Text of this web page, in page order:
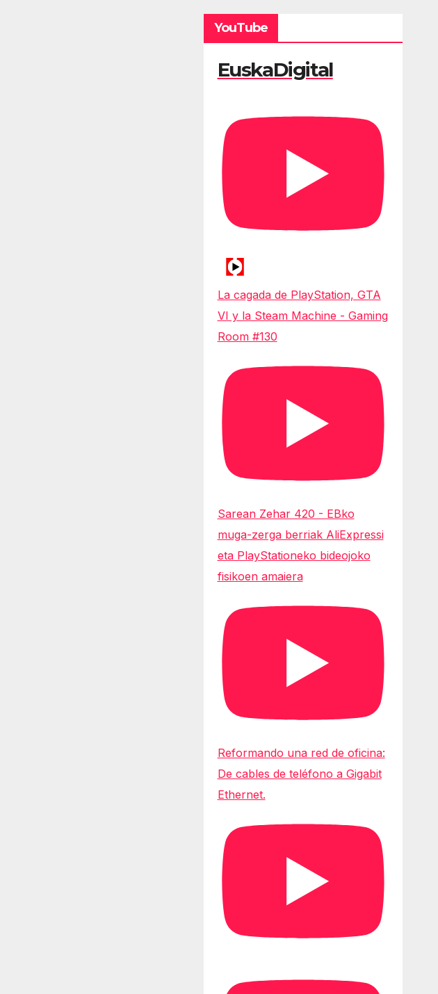
YouTube
EuskaDigital
La cagada de PlayStation, GTA
VI y la Steam Machine - Gaming
Room #130
Sarean Zehar 420 - EBko
muga-zerga berriak AliExpressi
eta PlayStationeko bideojoko
fisikoen amaiera
Reformando una red de oficina:
De cables de teléfono a Gigabit
Ethernet.